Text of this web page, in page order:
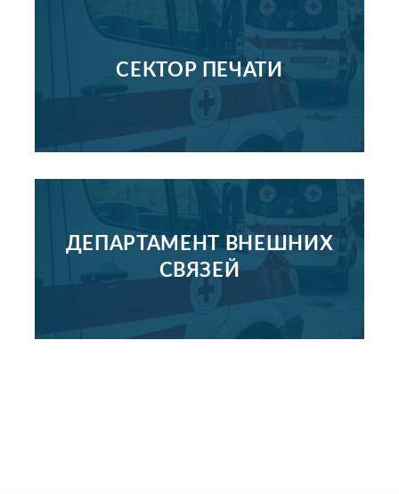
СЕКТОР ПЕЧАТИ
ДЕПАРТАМЕНТ ВНЕШНИХ
СВЯЗЕЙ